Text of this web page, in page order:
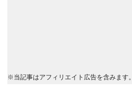
※当記事はアフィリエイト広告を含みます。